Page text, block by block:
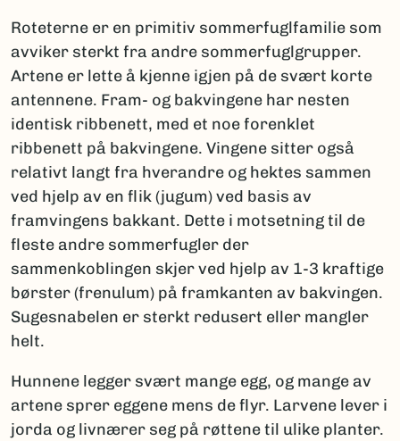
Roteterne er en primitiv sommerfuglfamilie som
avviker sterkt fra andre sommerfuglgrupper.
Artene er lette å kjenne igjen på de svært korte
antennene. Fram- og bakvingene har nesten
identisk ribbenett, med et noe forenklet
ribbenett på bakvingene. Vingene sitter også
relativt langt fra hverandre og hektes sammen
ved hjelp av en flik (jugum) ved basis av
framvingens bakkant. Dette i motsetning til de
fleste andre sommerfugler der
sammenkoblingen skjer ved hjelp av 1-3 kraftige
børster (frenulum) på framkanten av bakvingen.
Sugesnabelen er sterkt redusert eller mangler
helt.
Hunnene legger svært mange egg, og mange av
artene sprer eggene mens de flyr. Larvene lever i
jorda og livnærer seg på røttene til ulike planter.